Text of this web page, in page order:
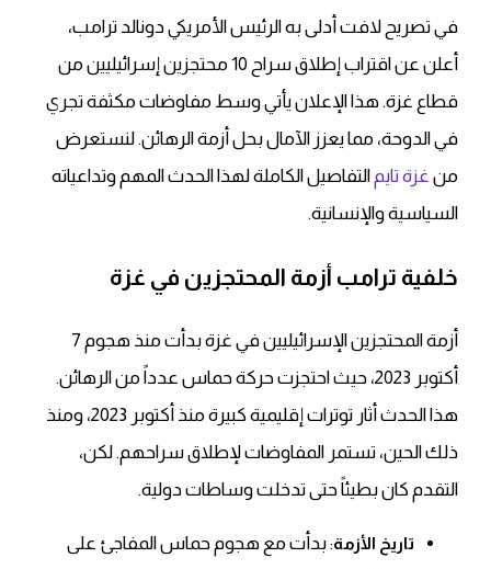
في تصريح لافت أدلى به الرئيس الأمريكي دونالد ترامب،
أعلن عن اقتراب إطلاق سراح 10 محتجزين إسرائيليين من
قطاع غزة. هذا الإعلان يأتي وسط مفاوضات مكثفة تجري
في الدوحة، مما يعزز الآمال بحل أزمة الرهائن. لنستعرض
من غزة تايم التفاصيل الكاملة لهذا الحدث المهم وتداعياته
السياسية والإنسانية.
خلفية ترامب أزمة المحتجزين في غزة
أزمة المحتجزين الإسرائيليين في غزة بدأت منذ هجوم 7
أكتوبر 2023، حيث احتجزت حركة حماس عدداً من الرهائن.
هذا الحدث أثار توترات إقليمية كبيرة منذ أكتوبر 2023، ومنذ
ذلك الحين، تستمر المفاوضات لإطلاق سراحهم.لكن،
التقدم كان بطيئاً حتى تدخلت وساطات دولية.
تاريخ الأزمة: بدأت مع هجوم حماس المفاجئ على